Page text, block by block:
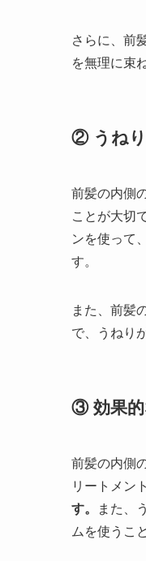
さらに、前
を無理に束
② うね
前髪の内側
ことが大切
ンを使って
す。
また、前髪
で、うねり
③ 効果
前髪の内側
リートメン
す。
また、
ムを使うこ